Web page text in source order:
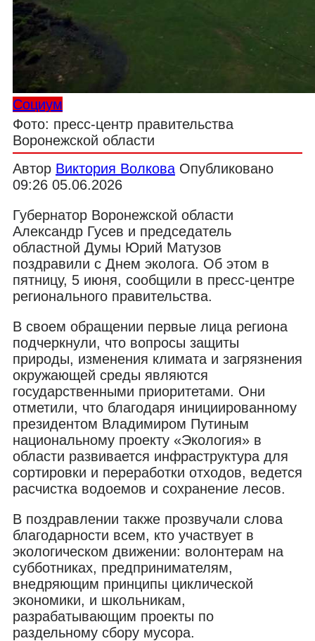
Социум
Фото: пресс-центр правительства
Воронежской области
Автор Виктория Волкова Опубликовано
09:26 05.06.2026
Губернатор Воронежской области
Александр Гусев и председатель
областной Думы Юрий Матузов
поздравили с Днем эколога. Об этом в
пятницу, 5 июня, сообщили в пресс-центре
регионального правительства.
В своем обращении первые лица региона
подчеркнули, что вопросы защиты
природы, изменения климата и загрязнения
окружающей среды являются
государственными приоритетами. Они
отметили, что благодаря инициированному
президентом Владимиром Путиным
национальному проекту «Экология» в
области развивается инфраструктура для
сортировки и переработки отходов, ведется
расчистка водоемов и сохранение лесов.
В поздравлении также прозвучали слова
благодарности всем, кто участвует в
экологическом движении: волонтерам на
субботниках, предпринимателям,
внедряющим принципы циклической
экономики, и школьникам,
разрабатывающим проекты по
раздельному сбору мусора.